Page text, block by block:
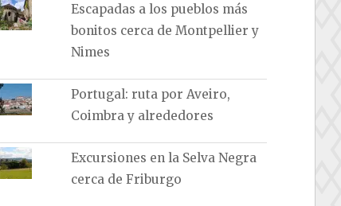
Escapadas a los pueblos más
bonitos cerca de Montpellier y
Nimes
Portugal: ruta por Aveiro,
Coimbra y alrededores
Excursiones en la Selva Negra
cerca de Friburgo